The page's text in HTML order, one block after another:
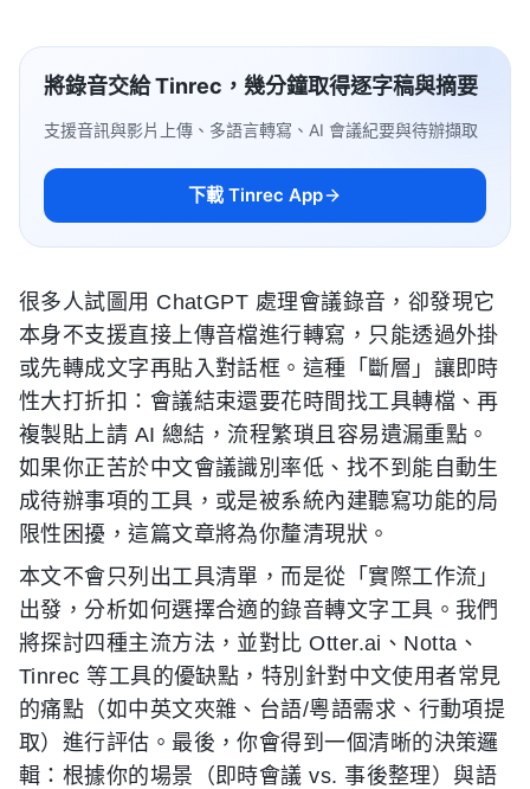
將錄音交給 Tinrec，幾分鐘取得逐字稿與摘要
支援音訊與影片上傳、多語言轉寫、AI 會議紀要與待辦擷取
下載 Tinrec App
很多人試圖用 ChatGPT 處理會議錄音，卻發現它
本身不支援直接上傳音檔進行轉寫，只能透過外掛
或先轉成文字再貼入對話框。這種「斷層」讓即時
性大打折扣：會議結束還要花時間找工具轉檔、再
複製貼上請 AI 總結，流程繁瑣且容易遺漏重點。
如果你正苦於中文會議識別率低、找不到能自動生
成待辦事項的工具，或是被系統內建聽寫功能的局
限性困擾，這篇文章將為你釐清現狀。
本文不會只列出工具清單，而是從「實際工作流」
出發，分析如何選擇合適的錄音轉文字工具。我們
將探討四種主流方法，並對比 Otter.ai、Notta、
Tinrec 等工具的優缺點，特別針對中文使用者常見
的痛點（如中英文夾雜、台語/粵語需求、行動項提
取）進行評估。最後，你會得到一個清晰的決策邏
輯：根據你的場景（即時會議 vs. 事後整理）與語